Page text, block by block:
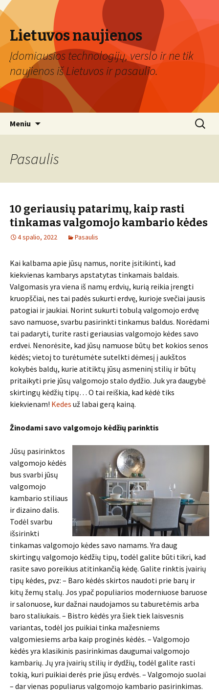
Lietuvos naujienos
Įdomiausios technologijų, verslo ir ne tik
naujienos iš Lietuvos ir pasaulio.
Meniu Ieškoti:
Pasaulis
10 geriausių patarimų, kaip rasti
tinkamas valgomojo kambario kėdes
4 spalio, 2022 Pasaulis
Kai kalbama apie jūsų namus, norite įsitikinti, kad
kiekvienas kambarys apstatytas tinkamais baldais.
Valgomasis yra viena iš namų erdvių, kurią reikia įrengti
kruopščiai, nes tai padės sukurti erdvę, kurioje svečiai jausis
patogiai ir jaukiai. Norint sukurti tobulą valgomojo erdvę
savo namuose, svarbu pasirinkti tinkamus baldus. Norėdami
tai padaryti, turite rasti geriausias valgomojo kėdes savo
erdvei. Nenorėsite, kad jūsų namuose būtų bet kokios senos
kėdės; vietoj to turėtumėte sutelkti dėmesį į aukštos
kokybės baldų, kurie atitiktų jūsų asmeninį stilių ir būtų
pritaikyti prie jūsų valgomojo stalo dydžio. Juk yra daugybė
skirtingų kėdžių tipų… O tai reiškia, kad kėdė tiks
kiekvienam! Kedes už labai gerą kainą.
Žinodami savo valgomojo kėdžių parinktis
Jūsų pasirinktos
valgomojo kėdės
bus svarbi jūsų
valgomojo
kambario stiliaus
ir dizaino dalis.
Todėl svarbu
išsirinkti
tinkamas valgomojo kėdes savo namams. Yra daug
skirtingų valgomojo kėdžių tipų, todėl galite būti tikri, kad
rasite savo poreikius atitinkančią kėdę. Galite rinktis įvairių
tipų kėdes, pvz: – Baro kėdės skirtos naudoti prie barų ir
kitų žemų stalų. Jos ypač populiarios moderniuose baruose
ir salonuose, kur dažnai naudojamos su taburetėmis arba
baro staliukais. – Bistro kėdės yra šiek tiek laisvesnis
variantas, todėl jos puikiai tinka mažesniems
valgomiesiems arba kaip proginės kėdės. – Valgomojo
kėdės yra klasikinis pasirinkimas daugumai valgomojo
kambarių. Jų yra įvairių stilių ir dydžių, todėl galite rasti
tokią, kuri puikiai derės prie jūsų erdvės. – Valgomojo suolai
– dar vienas populiarus valgomojo kambario pasirinkimas.